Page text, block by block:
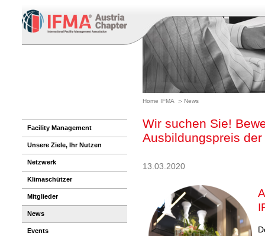
Home IFMA News
Facility Management
Unsere Ziele, Ihr Nutzen
Netzwerk
Klimaschützer
Mitglieder
News
Events
Wir suchen Sie!
Ausbildungspreis
13.03.2020